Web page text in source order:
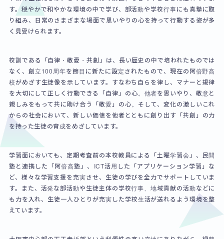
す。穏やかで和やかな環境の中で学び、部活動や学校行事にも真摯に取
り組み、日常のさまざまな場面で思いやりの心を持って行動する姿が多
く見受けられます。
校訓である「自律・敬愛・共創」は、長い歴史の中で培われたものでは
なく、創立100周年を節目に新たに設定されたもので、現在の阿倍野高
校がめざす生徒像を示しています。すなわち自らを律し、マナーと規律
を大切にして正しく行動できる「自律」の心。他者を思いやり、敬意と
親しみをもって共に助け合う「敬愛」の心。そして、変化の激しいこれ
からの社会において、新しい価値を他者とともに創り出す「共創」の力
を持った生徒の育成をめざしています。
学習面においても、定期考査前の本校教員による「土曜学習会」、民間
塾と連携した「阿倍高塾」、ICT活用した「アプリケーション学習」な
ど、様々な学習支援を充実させ、生徒の学びを全力でサポートしていま
す。また、活発な部活動や生徒主体の学校行事、地域貢献の活動などに
も力を入れ、生徒一人ひとりが充実した学校生活が送れるよう環境を整
えています。